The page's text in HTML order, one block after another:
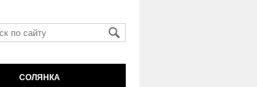
СОЛЯНКА